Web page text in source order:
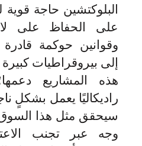
البلوكتشين حاجة
على الحفاظ على
وقوانين حوكمة
إلى بيروقراطيات
هذه المشاريع
راديكاليًا يعمل بشكلٍ
سيحقق مثل هذا
وجه عبر تجنب